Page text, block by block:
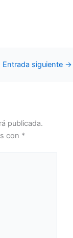
Entrada siguiente →
publicada.
con *